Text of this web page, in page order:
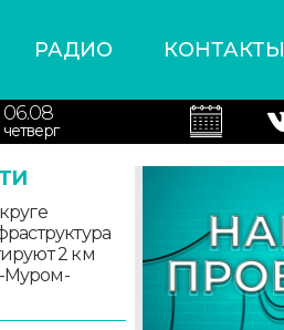
РАДИО КОНТАКТЫ
06.08
четверг
2 км